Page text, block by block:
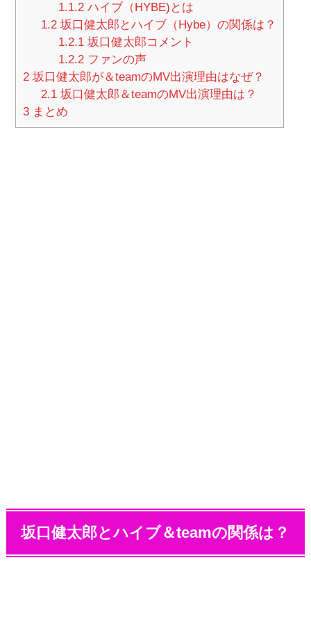
1.1.2 ハイブ（HYBE)とは
1.2坂口健太郎とハイブ（Hybe）の関係は？
1.2.1 坂口健太郎コメント
1.2.2 ファンの声
2 坂口健太郎が＆teamのMV出演理由はなぜ？
2.1坂口健太郎＆teamのMV出演理由は？
3 まとめ
坂口健太郎とハイブ＆teamの関係は？